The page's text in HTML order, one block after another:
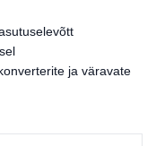
ja väravate